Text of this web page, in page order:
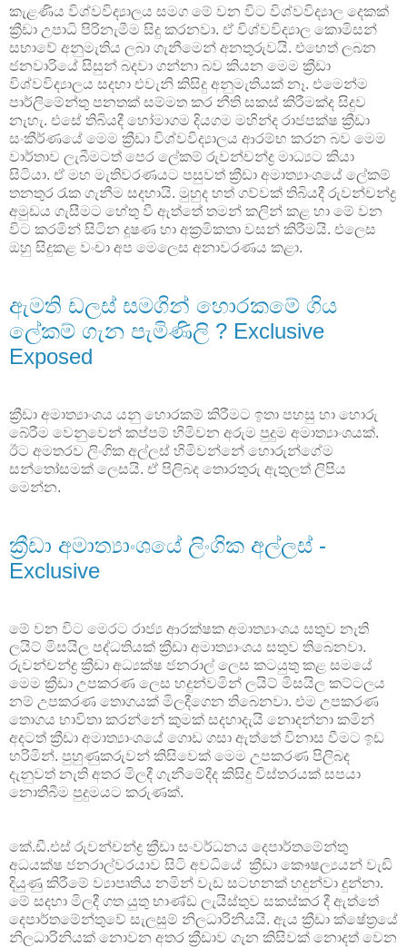
කැළණිය විශ්වවිද්‍යාලය සමග මේ වන විට විශ්වවිද්‍යාල දෙකක්
ක්‍රීඩා උපාධි පිරිනැමීම සිදු කරනවා. ඒ විශ්වවිද්‍යාල කොමිසන්
සභාවේ අනුමැතිය ලබා ගැනීමෙන් අනතුරුවයි. එහෙත් ලබන
ජනවාරියේ සිසුන් බදවා ගන්නා බව කියන මෙම ක්‍රීඩා
විශ්වවිද්‍යාලය සදහා එවැනි කිසිදු අනුමැතියක් නෑ. එමෙන්ම
පාර්ලිමේන්තු පනතක් සම්මත කර නීති සකස් කිරීමක්ද සිදුව
නැහැ. එසේ තිබියදී හෝමාගම දියගම මහින්ද රාජපක්ෂ ක්‍රීඩා
සංකීර්ණයේ මෙම ක්‍රීඩා විශ්වවිද්‍යාලය ආරම්භ කරන බව මෙම
වාර්තාව ලැබීමටත් පෙර ලේකම් රුවන්චන්ද්‍ර මාධ්‍යට කියා
සිටියා. ඒ මහ මැතිවරණයට පසුවත් ක්‍රීඩා අමාත්‍යාංශයේ ලේකම්
තනතුර රැක ගැනීම සදහායි. මුහුද හත් ගව්වක් තිබියදී රුවන්චන්ද්‍ර
අමුඩය ගැසීමට හේතු වී ඇත්තේ තමන් කලින් කළ හා මේ වන
විට කරමින් සිටින දූෂණ හා අක්‍රමිකතා වසන් කිරීමයි. එලෙස
ඔහු සිදුකළ වංචා අප මෙලෙස අනාවරණය කළා.
ඇමති ඩලස් සමගින් හොරකමේ ගිය
ලේකම් ගැන පැමිණිලි ? Exclusive
Exposed
ක්‍රීඩා අමාත්‍යාංශය යනු හොරකම් කිරීමට ඉතා පහසු හා හොරු
බේරීම වෙනුවෙන් කප්පම් හිමිවන අරුම පුදුම අමාත්‍යාංශයක්.
ඊට අමතරව ලිංගික අල්ලස් හිමිවන්නේ හොරුන්ගේම
සන්තෝසමක් ලෙසයි. ඒ පිලිබද තොරතුරු ඇතුලත් ලිපිය
මෙන්න.
ක්‍රීඩා අමාත්‍යාංශයේ ලිංගික අල්ලස් -
Exclusive
මේ වන විට මෙරට රාජ්‍ය ආරක්ෂක අමාත්‍යාංශය සතුව නැති
ලයිට් මිසයිල පද්ධතියක් ක්‍රීඩා අමාත්‍යාංශය සතුව තිබෙනවා.
රුවන්චන්ද්‍ර ක්‍රීඩා අධ්‍යක්ෂ ජනරාල් ලෙස කටයුතු කළ සමයේ
මෙම ක්‍රීඩා උපකරණ ලෙස හදුන්වමින් ලයිට් මිසයිල කට්ටලය
නම් උපකරණ තොගයක් මිලදීගෙන තිබෙනවා. එම උපකරණ
තොගය භාවිතා කරන්නේ කුමක් සදහාදැයි නොදන්නා කමින්
අදටත් ක්‍රීඩා අමාත්‍යාංශයේ ගොඩ ගසා ඇත්තේ විනාස වීමට ඉඩ
හරිමින්. පුහුණුකරුවන් කිසිවෙක් මෙම උපකරණ පිලිබද
දැනුවත් නැති අතර මිලදී ගැනීමේදීද කිසිදු විස්තරයක් සපයා
නොතිබීම පුදුමයට කරුණක්.
කේ.ඩී.එස් රුවන්චන්ද්‍ර ක්‍රීඩා සංවර්ධනය දෙපාර්තමේන්තු
අධයක්ෂ ජනරාල්වරයාව සිටි අවධියේ ක්‍රීඩා කෞෂල්‍යයන් වැඩි
දියුණු කිරීමේ ව්‍යාපෘතිය නමින් වැඩ සටහනක් හදුන්වා දුන්නා.
මේ සදහා මිලදී ගත යුතු භාණ්ඩ ලැයිස්තුව සකස්කර දී ඇත්තේ
දෙපාර්තමේන්තුවේ සැලසුම් නිලධාරිනියයි. ඇය ක්‍රීඩා ක්ෂේත්‍රයේ
නිලධාරිනියක් නොවන අතර ක්‍රීඩාව ගැන කිසිවක් නොදත් වෙන